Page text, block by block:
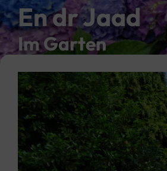
En dr Jaad
Im Garten
Video
Player